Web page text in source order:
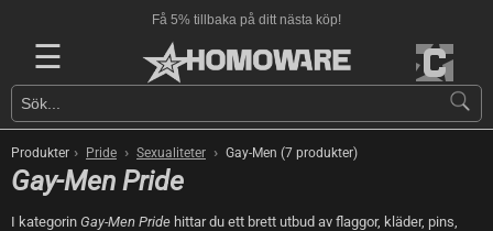
Få 5% tillbaka på ditt nästa köp!
☰
Produkter › Pride › Sexualiteter › Gay-Men (7 produkter)
Gay-Men Pride
I kategorin Gay-Men Pride hittar du ett brett utbud av flaggor, kläder, pins,